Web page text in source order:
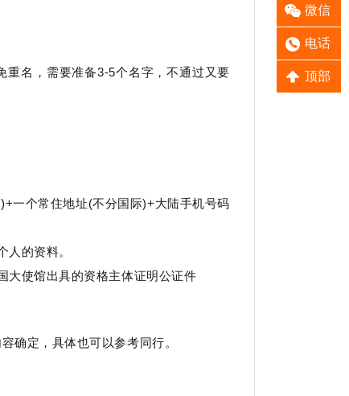
微信
电话
顶部
名，需要准备3-5个名字，不通过又要
一个常住地址(不分国际)+大陆手机号码
人的资料。
大使馆出具的资格主体证明公证件
确定，具体也可以参考同行。